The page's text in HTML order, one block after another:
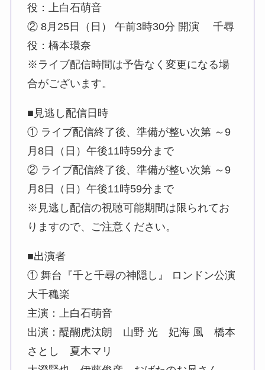
役：上白石萌音
② 8月25日（日） 午前3時30分 開演 千尋
役：橋本環奈
※ライブ配信時間は予告なく変更になる場
合がございます。
■見逃し配信日時
① ライブ配信終了後、準備が整い次第 ～9
月8日（日）午後11時59分まで
② ライブ配信終了後、準備が整い次第 ～9
月8日（日）午後11時59分まで
※見逃し配信の視聴可能期間は限られてお
りますので、ご注意ください。
■出演者
① 舞台『千と千尋の神隠し』 ロンドン公演
大千穐楽
主演：上白石萌音
出演：醍醐虎汰朗 山野 光 妃海 風 橋本
さとし 夏木マリ